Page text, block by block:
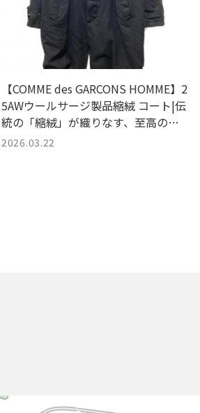
【COMME des GARCONS HOMME】2
5AWウールサージ製品縮絨 コート|伝
統の「縮絨」が織りなす、至高のテ
クスチャー
2026.03.22